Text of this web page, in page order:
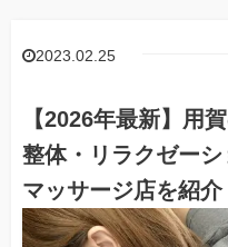
2023.02.25
【2026年最新】用
整体・リラクゼー
マッサージ店を紹介